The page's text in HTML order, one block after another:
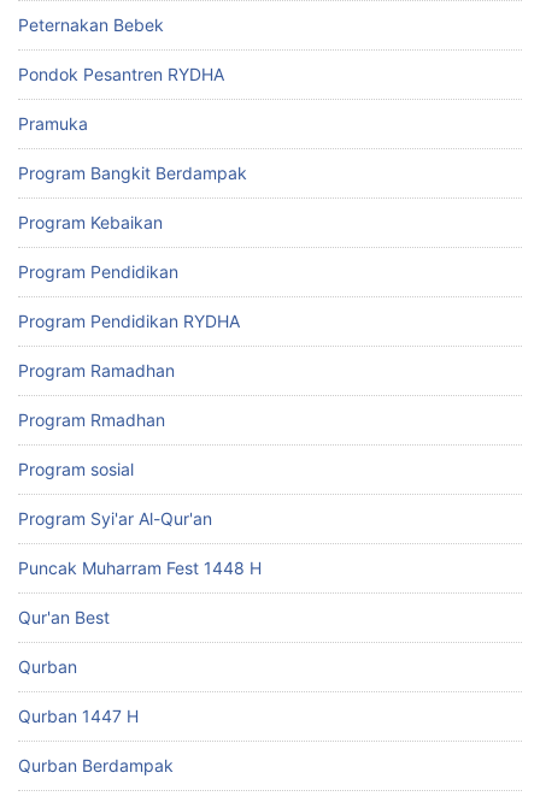
Peternakan Bebek
Pondok Pesantren RYDHA
Pramuka
Program Bangkit Berdampak
Program Kebaikan
Program Pendidikan
Program Pendidikan RYDHA
Program Ramadhan
Program Rmadhan
Program sosial
Program Syi'ar Al-Qur'an
Puncak Muharram Fest 1448 H
Qur'an Best
Qurban
Qurban 1447 H
Qurban Berdampak